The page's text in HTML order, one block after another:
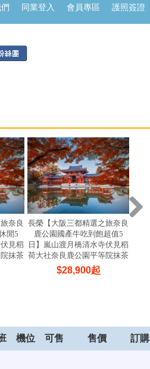
同業登入 會員專區 護照簽證
奈良
閒5
見稻
抹茶
長榮【大阪三都精選之旅奈良
鹿公園國產牛吃到飽超值5
日】嵐山渡月橋清水寺伏見稻
荷大社奈良鹿公園平等院抹茶
表參道
$28,900起
機位 可售 售價 訂購